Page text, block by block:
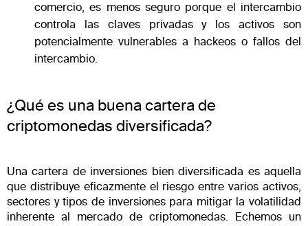
comercio, es menos seguro porque el intercambio
controla las claves privadas y los activos son
potencialmente vulnerables a hackeos o fallos del
intercambio.
¿Qué es una buena cartera de
criptomonedas diversificada?
Una cartera de inversiones bien diversificada es aquella
que distribuye eficazmente el riesgo entre varios activos,
sectores y tipos de inversiones para mitigar la volatilidad
inherente al mercado de criptomonedas. Echemos un